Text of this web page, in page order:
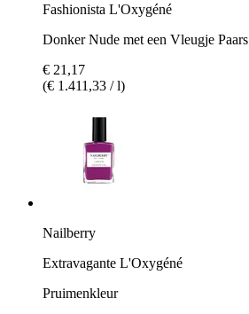
Fashionista L'Oxygéné
Donker Nude met een Vleugje Paars
€ 21,17
(€ 1.411,33 / l)
Nailberry
Extravagante L'Oxygéné
Pruimenkleur